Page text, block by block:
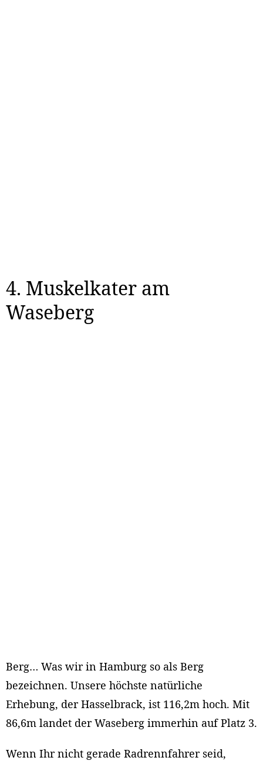
4. Muskelkater am
Waseberg
Berg… Was wir in Hamburg so als Berg
bezeichnen. Unsere höchste natürliche
Erhebung, der Hasselbrack, ist 116,2m hoch. Mit
86,6m landet der Waseberg immerhin auf Platz 3.
Wenn Ihr nicht gerade Radrennfahrer seid,